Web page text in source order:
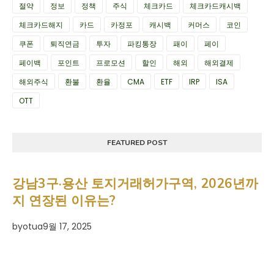
절약
정보 정책 주식 체크카드
체크카드캐시백
체크카드해지
카드 카정포 캐시백 커머스
코인
쿠폰
퇴직연금 투자 파킹통장 패이
페이
페이백
포인트 프로모션 할인 해외
해외결제
해외주식
환불 환율 CMA ETF IRP
ISA
OTT
FEATURED POST
강남3구·용산 토지거래허가구역, 2026년까
지 연장된 이유는?
byotua9월 17, 2025